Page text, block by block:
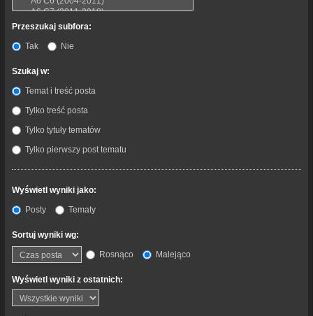
Przeszukaj subfora:
Tak
Nie
Szukaj w:
Temat i treść posta
Tylko treść posta
Tylko tytuły tematów
Tylko pierwszy post tematu
Wyświetl wyniki jako:
Posty
Tematy
Sortuj wyniki wg:
Rosnąco
Malejąco
Wyświetl wyniki z ostatnich: